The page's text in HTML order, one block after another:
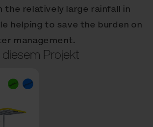
the relatively large rainfall in
helping to save the burden on
management.
Projekt